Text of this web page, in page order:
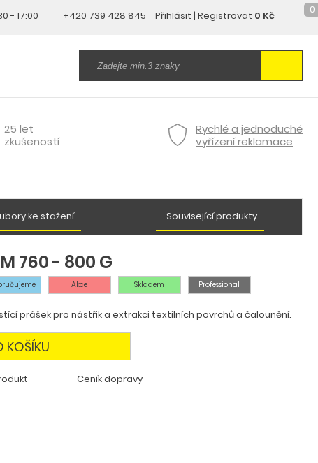
- 17:00 +420 739 428 845 Přihlásit | Registrovat 0 Kč 0
25 let
zkušeností
Rychlé a jednoduché
vyřízení reklamace
ke stažení Související produkty
760 - 800 G
Akce Skladem Professional
prášek pro nástřik a extrakci textilních povrchů a čalounění.
KOŠÍKU
Ceník dopravy